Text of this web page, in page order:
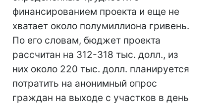
финансированием проекта и еще не
хватает около полумиллиона гривень.
По его словам, бюджет проекта
рассчитан на 312-318 тыс. долл., из
них около 220 тыс. долл. планируется
потратить на анонимный опрос
граждан на выходе с участков в день